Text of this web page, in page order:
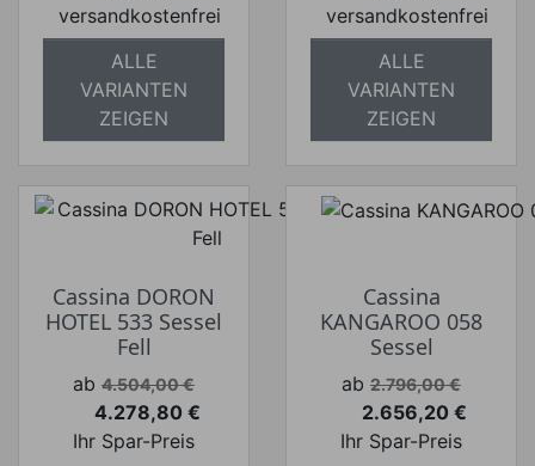
versandkostenfrei
ALLE
VARIANTEN
ZEIGEN
versandkostenfrei
ALLE
VARIANTEN
ZEIGEN
Cassina DORON
HOTEL 533 Sessel
Fell
Verkaufspreis
ab 4.504,00 €
Preis
4.278,80 €
Ihr Spar-Preis
Cassina
KANGAROO 058
Sessel
Verkaufspreis
ab 2.796,00 €
Preis
2.656,20 €
Ihr Spar-Preis